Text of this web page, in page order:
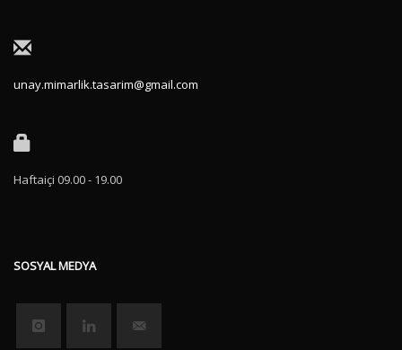
unay.mimarlik.tasarim@gmail.com
Haftaiçi 09.00 - 19.00
SOSYAL MEDYA